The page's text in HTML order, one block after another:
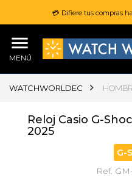
💳 Difiere tus compras
MENÚ
WATCHWORLDEC
Reloj Casio G-
2025
G-
Ref.